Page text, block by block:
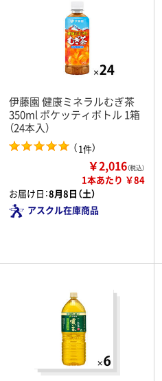
伊藤園 健康ミネラルむぎ茶
350ml ポケッティボトル 1箱
（24本入）
（1件）
￥2,016（税込）
1本あたり ￥84
お届け日：8月8日（土）
アスクル在庫商品